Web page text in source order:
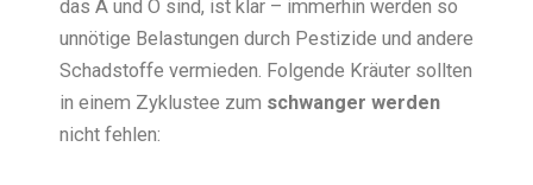
das A und O sind, ist klar – immerhin werden so
unnötige Belastungen durch Pestizide und andere
Schadstoffe vermieden. Folgende Kräuter sollten
in einem Zyklustee zum schwanger werden
nicht fehlen: